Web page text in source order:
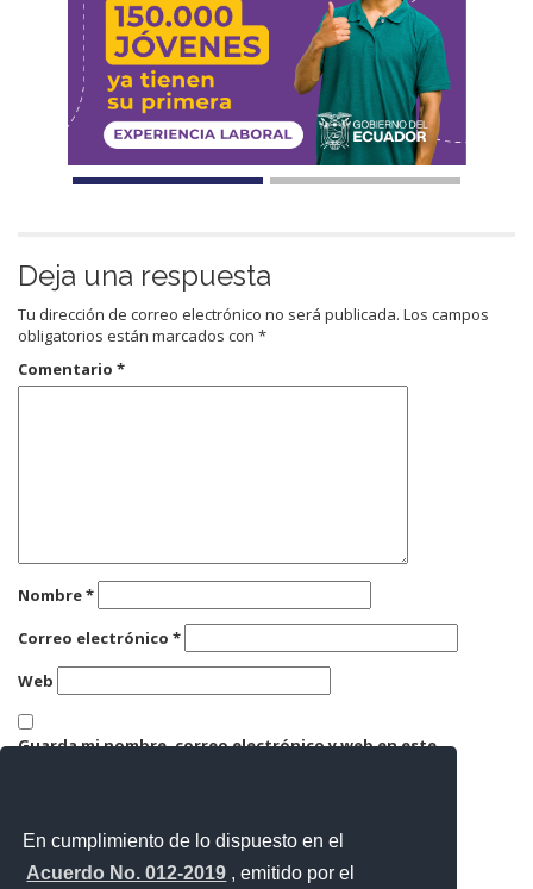
En cumplimiento de lo dispuesto en el
Acuerdo No. 012-2019 , emitido por el
Deja una respuesta
Tu dirección de correo electrónico no será publicada. Los campos
obligatorios están marcados con *
Comentario *
Nombre*
Correo electrónico *
Web
Guarda mi nombre, correo electrónico y web en este